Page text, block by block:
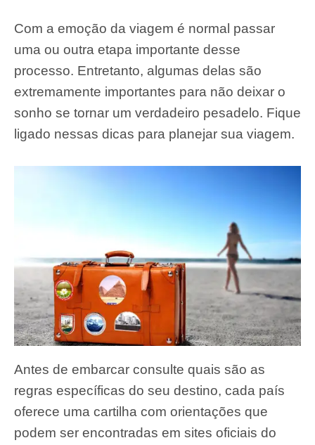
Com a emoção da viagem é normal passar
uma ou outra etapa importante desse
processo. Entretanto, algumas delas são
extremamente importantes para não deixar o
sonho se tornar um verdadeiro pesadelo. Fique
ligado nessas dicas para planejar sua viagem.
Antes de embarcar consulte quais são as
regras específicas do seu destino, cada país
oferece uma cartilha com orientações que
podem ser encontradas em sites oficiais do